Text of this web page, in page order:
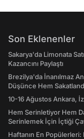
Son Eklenenler
Sakarya'da Limonata
Kazancını Paylaştı
Brezilya'da İnanılmaz
Düşünce Hem
10-16 Ağustos Ankara,
Hem Serinletiyor Hem
Serinlemek İçin İçtiği
Haftanın En